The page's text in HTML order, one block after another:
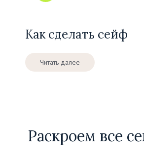
Как сделать сейф
Читать далее
Раскроем все